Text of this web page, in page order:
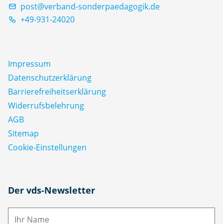
post@verband-sonderpaedagogik.de
+49-931-24020
Impressum
Datenschutz­erklärung
Barrierefreiheitserklärung
Widerrufsbelehrung
AGB
Sitemap
Cookie-Einstellungen
Der vds-Newsletter
N